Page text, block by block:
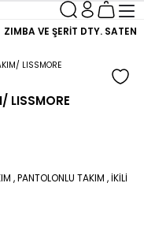
ZIMBA VE ŞERİT DTY.
LISSMORE
,PANTOLONLU TAKIM , İKİLİ